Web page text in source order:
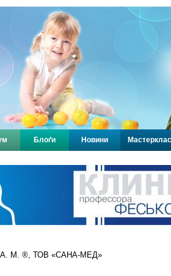
Блоґи Новини Мастерклас
А. М. ®, ТОВ «САНА-МЕД»